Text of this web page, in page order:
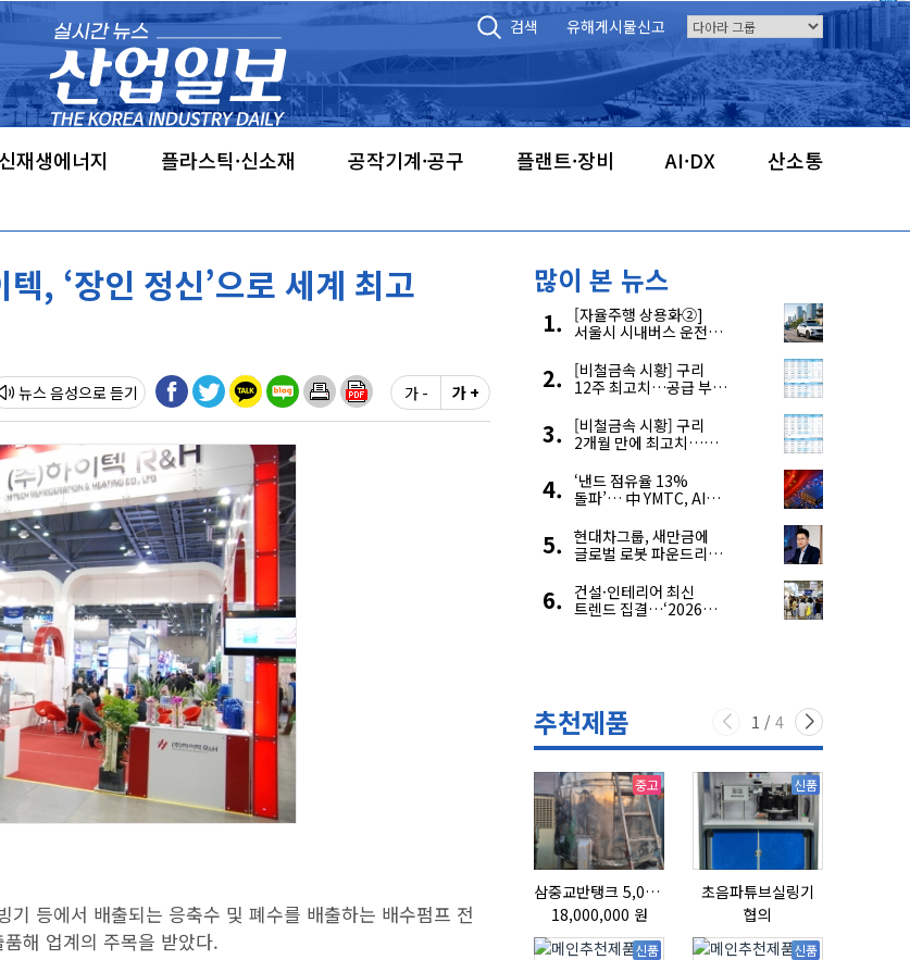
검색 유해게시물신고
신재생에너지 플라스틱·신소재 공작기계·공구 플랜트·장비 AI·DX 산소통
, ‘장인 정신’으로 세계 최고
뉴스 음성 가 - 가 +
기 등에서 배출되는 응축수 및 폐수를 배출하는 배수펌프 전
해 업계의 주목을 받았다.
많이 본 뉴스
[자율주행 상용화②]
서울시 시내버스 운전자
해결한다
[비철금속 시황] 구리
12주 최고치…공급 부족
[비철금속 시황] 구리
2개월 만에 최고치…
우려 확대
‘낸드 점유율 13%
돌파’… 中 YMTC, AI
4위 맹추격
현대차그룹, 새만금에
글로벌 로봇 파운드리
건설·인테리어 최신
트렌드 집결…‘2026
추천제품 1 / 4
중고
삼중교반탱크 5,000L
18,000,000 원
신품
초음파튜브실링기
협의
신품 신품